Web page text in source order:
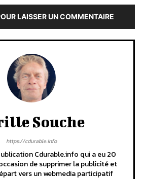
LAISSER UN COMMENTAIRE
Souche
https://cdurable.info
Cdurable.info qui a eu 20
de supprimer la publicité et
vers un webmedia participatif